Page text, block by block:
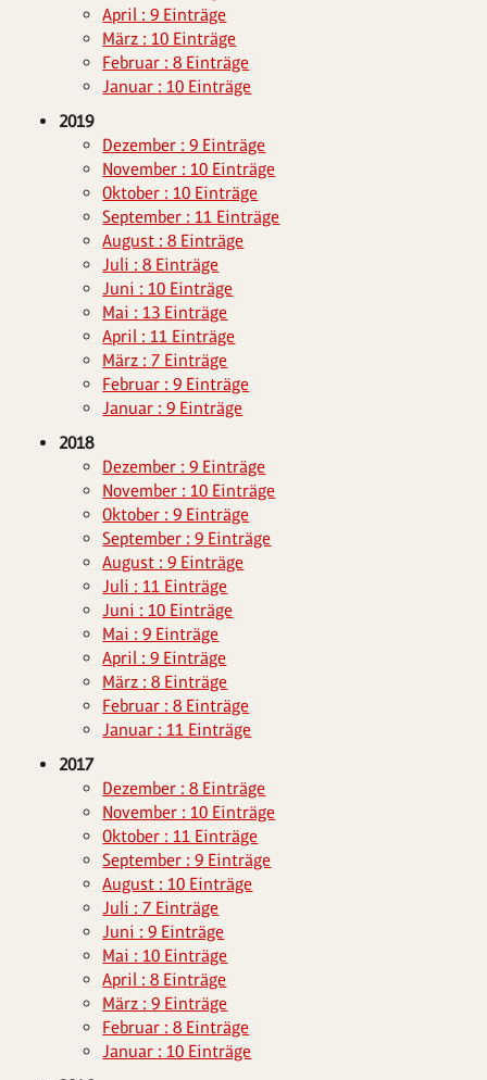
April : 9 Einträge
März : 10 Einträge
Februar : 8 Einträge
Januar : 10 Einträge
2019
Dezember : 9 Einträge
November : 10 Einträge
Oktober : 10 Einträge
September : 11 Einträge
August : 8 Einträge
Juli : 8 Einträge
Juni : 10 Einträge
Mai : 13 Einträge
April : 11 Einträge
März : 7 Einträge
Februar : 9 Einträge
Januar : 9 Einträge
2018
Dezember : 9 Einträge
November : 10 Einträge
Oktober : 9 Einträge
September : 9 Einträge
August : 9 Einträge
Juli : 11 Einträge
Juni : 10 Einträge
Mai : 9 Einträge
April : 9 Einträge
März : 8 Einträge
Februar : 8 Einträge
Januar : 11 Einträge
2017
Dezember : 8 Einträge
November : 10 Einträge
Oktober : 11 Einträge
September : 9 Einträge
August : 10 Einträge
Juli : 7 Einträge
Juni : 9 Einträge
Mai : 10 Einträge
April : 8 Einträge
März : 9 Einträge
Februar : 8 Einträge
Januar : 10 Einträge